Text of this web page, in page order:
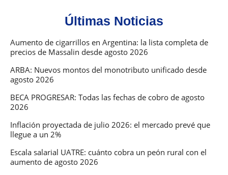
Últimas Noticias
Aumento de cigarrillos en Argentina: la lista completa de
precios de Massalin desde agosto 2026
ARBA: Nuevos montos del monotributo unificado desde
agosto 2026
BECA PROGRESAR: Todas las fechas de cobro de agosto
2026
Inflación proyectada de julio 2026: el mercado prevé que
llegue a un 2%
Escala salarial UATRE: cuánto cobra un peón rural con el
aumento de agosto 2026